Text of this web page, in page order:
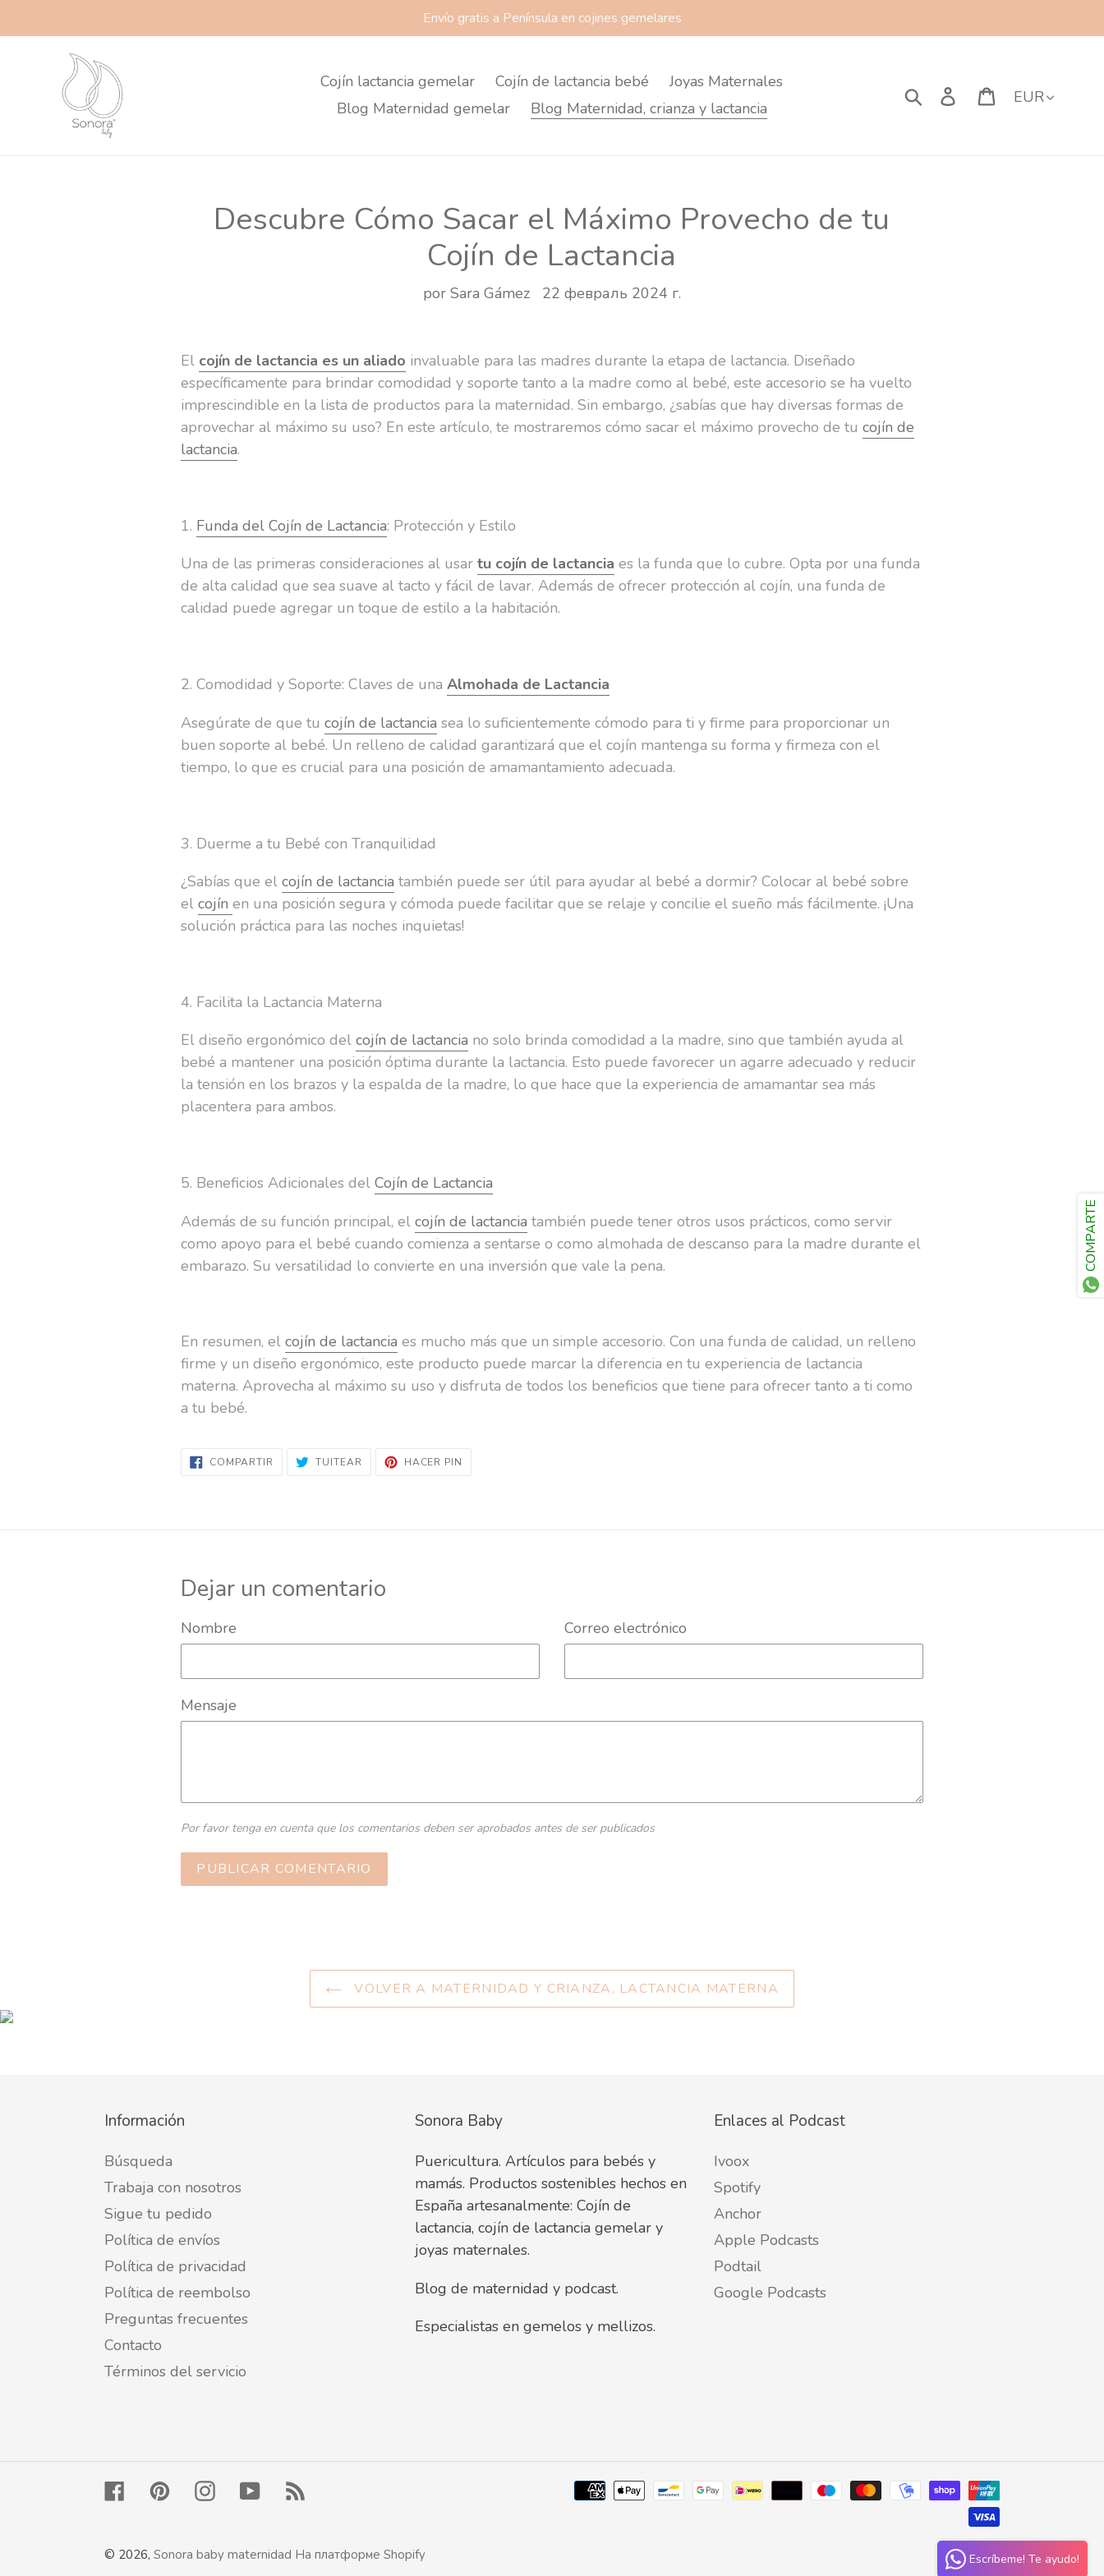
directamente
Envío gratis a Península en cojines gemelares
Cojín lactancia gemelar Cojín de lactancia bebé
Joyas Maternales
Blog Maternidad gemelar
Blog Maternidad, crianza y lactancia
Buscar IngresarCarrito
Moneda
Descubre Cómo Sacar el Máximo Provecho de tu
Cojín de Lactancia
por Sara Gámez 22 февраль 2024 г.
El cojín de lactancia es un aliado invaluable para las madres durante la etapa de lactancia. Diseñado
específicamente para brindar comodidad y soporte tanto a la madre como al bebé, este accesorio se ha vuelto
imprescindible en la lista de productos para la maternidad. Sin embargo, ¿sabías que hay diversas formas de
aprovechar al máximo su uso? En este artículo, te mostraremos cómo sacar el máximo provecho de tucojín de
lactancia.
1. Funda del Cojín de Lactancia: Protección y Estilo
Una de las primeras consideraciones al usartu cojín de lactancia es la funda que lo cubre. Opta por una funda
de alta calidad que sea suave al tacto y fácil de lavar. Además de ofrecer protección al cojín, una funda de
calidad puede agregar un toque de estilo a la habitación.
2. Comodidad y Soporte: Claves de unaAlmohada de Lactancia
Asegúrate de que tucojín de lactancia sea lo suficientemente cómodo para ti y firme para proporcionar un
buen soporte al bebé. Un relleno de calidad garantizará que el cojín mantenga su forma y firmeza con el
tiempo, lo que es crucial para una posición de amamantamiento adecuada.
3. Duerme a tu Bebé con Tranquilidad
¿Sabías que elcojín de lactancia también puede ser útil para ayudar al bebé a dormir? Colocar al bebé sobre
elcojínen una posición segura y cómoda puede facilitar que se relaje y concilie el sueño más fácilmente. ¡Una
solución práctica para las noches inquietas!
4. Facilita la Lactancia Materna
El diseño ergonómico delcojín de lactancia no solo brinda comodidad a la madre, sino que también ayuda al
bebé a mantener una posición óptima durante la lactancia. Esto puede favorecer un agarre adecuado y reducir
la tensión en los brazos y la espalda de la madre, lo que hace que la experiencia de amamantar sea más
placentera para ambos.
5. Beneficios Adicionales delCojín de Lactancia
Además de su función principal, elcojín de lactancia también puede tener otros usos prácticos, como servir
como apoyo para el bebé cuando comienza a sentarse o como almohada de descanso para la madre durante el
embarazo. Su versatilidad lo convierte en una inversión que vale la pena.
En resumen, elcojín de lactancia es mucho más que un simple accesorio. Con una funda de calidad, un relleno
firme y un diseño ergonómico, este producto puede marcar la diferencia en tu experiencia de lactancia
materna. Aprovecha al máximo su uso y disfruta de todos los beneficios que tiene para ofrecer tanto a ti como
a tu bebé.
COMPARTIR COMPARTIR
EN
TUITEAR TUITEAR
EN
HACER PIN
Dejar un comentario
Nombre Correo electrónico
Mensaje
Por favor tenga en cuenta que los comentarios deben ser aprobados antes de ser publicados
VOLVER A MATERNIDAD Y CRIANZA, LACTANCIA MATERNA
Información
Búsqueda
Trabaja con nosotros
Sigue tu pedido
Política de envíos
Política de privacidad
Política de reembolso
Preguntas frecuentes
Contacto
Términos del servicio
Sonora Baby
Puericultura. Artículos para bebés y
mamás. Productos sostenibles hechos en
España artesanalmente: Cojín de
lactancia, cojín de lactancia gemelar y
joyas maternales.
Blog de maternidad y podcast.
Especialistas en gemelos y mellizos.
Enlaces al Podcast
Ivoox
Spotify
Anchor
Apple Podcasts
Podtail
Google Podcasts
FacebookPinterestInstagramYouTube
Métodos
de
pago
© 2026, Sonora baby maternidad На платформе Shopify Escríbeme! Te ayudo!
COMPARTE